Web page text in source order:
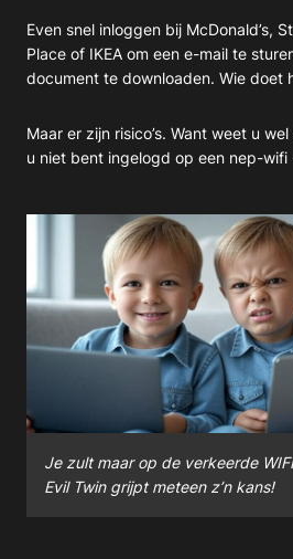
Even snel inloggen bij McDonald’s,
Place of IKEA om een e-mail te
document te downloaden. Wie doet
Maar er zijn risico’s. Want weet u
u niet bent ingelogd op een nep-wifi
Je zult maar op de verkeerde
Evil Twin grijpt meteen z’n kans!